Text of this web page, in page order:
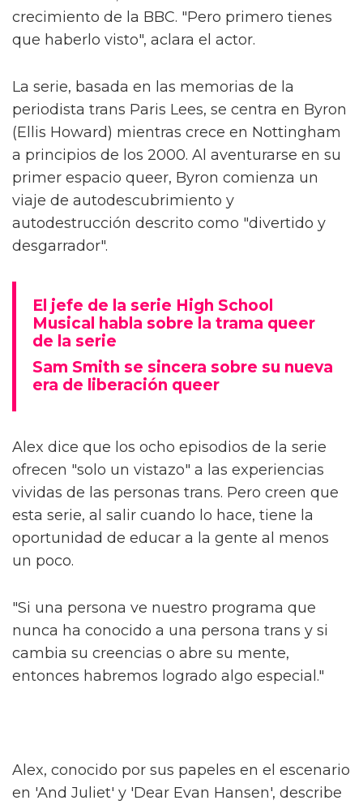
Alex Thomas-Smith está feliz de poder
conversar con la gente sobre 'What It Feels
Like For A Girl', el nuevo drama de
crecimiento de la BBC. "Pero primero tienes
que haberlo visto", aclara el actor.
La serie, basada en las memorias de la
periodista trans Paris Lees, se centra en Byron
(Ellis Howard) mientras crece en Nottingham
a principios de los 2000. Al aventurarse en su
primer espacio queer, Byron comienza un
viaje de autodescubrimiento y
autodestrucción descrito como "divertido y
desgarrador".
El jefe de la serie High School
Musical habla sobre la trama queer
de la serie
Sam Smith se sincera sobre su nueva
Alex dice que los ocho episodios de la serie
ofrecen "solo un vistazo" a las experiencias
vividas de las personas trans. Pero creen que
"Si una persona ve nuestro programa que